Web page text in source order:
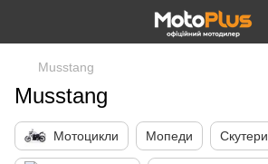
Musstang
Musstang
Мотоцикли Мопеди Скутери